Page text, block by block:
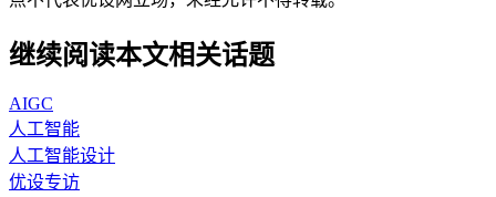
继续阅读本文相关话题
AIGC
人工智能
人工智能设计
优设专访